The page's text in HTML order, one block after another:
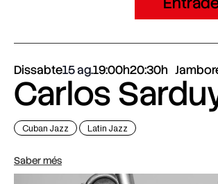
Dissabte15 ag.19:00h20:30h
Carlos
Cuban Jazz Latin Jazz
Saber més